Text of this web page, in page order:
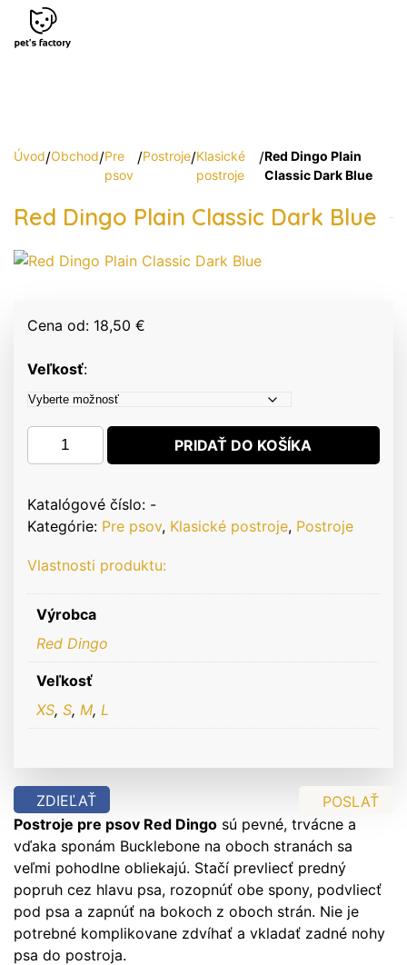
Úvod/Obchod/Pre
psov
/Postroje/Klasické
postroje
/Red Dingo Plain
Classic Dark Blue
Red Dingo Plain Classic Dark Blue
Cena od: 18,50 €
Veľkosť
množstvo
Red
Plain
Classic
Blue
PRIDAŤ DO KOŠÍKA
Katalógové číslo: -
Kategórie: Pre psov, Klasické postroje, Postroje
Vlastnosti produktu:
Výrobca
Red Dingo
Veľkosť
XS, S, M, L
ZDIEĽAŤ
POSLAŤ
Postroje pre psov Red Dingo sú pevné, trvácne a
vďaka sponám Bucklebone na oboch stranách sa
veľmi pohodlne obliekajú. Stačí prevliecť predný
popruh cez hlavu psa, rozopnúť obe spony, podvliecť
pod psa a zapnúť na bokoch z oboch strán. Nie je
potrebné komplikovane zdvíhať a vkladať zadné nohy
psa do postroja.